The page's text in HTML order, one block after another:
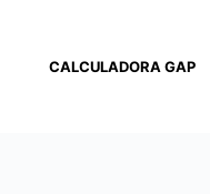
CALCULADORA GAP